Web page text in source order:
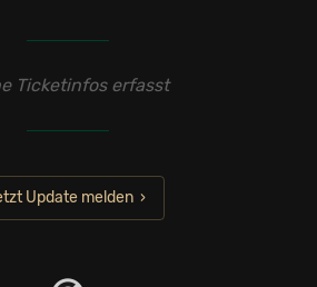
Ticketinfos erfasst
Update melden